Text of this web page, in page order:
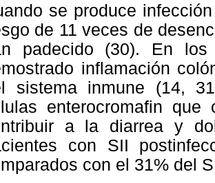
se produce
de 11 veces de
padecido (30). En
inflamación
sistema inmune (14,
enterocromafin
a la diarrea y
con SII
con el 31% del